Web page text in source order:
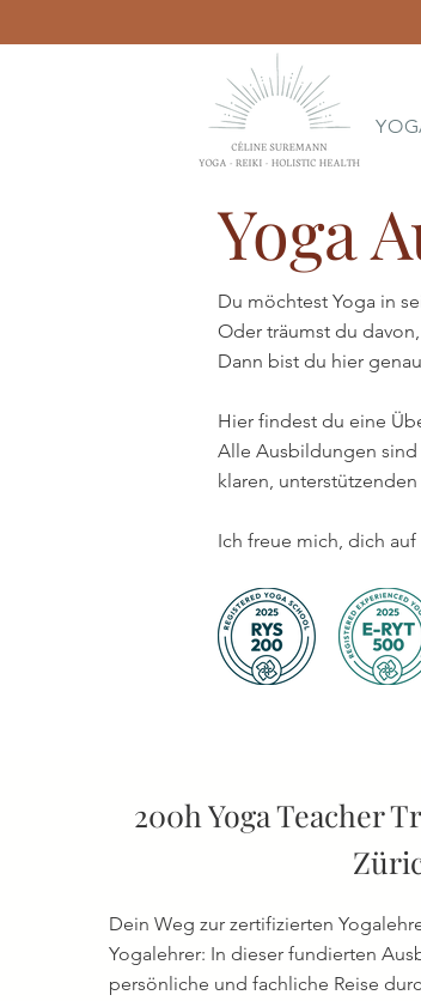
Yoga
Du möchtest Yoga in
Oder träumst du
Dann bist du hier
Hier findest du eine
Alle Ausbildungen sind
klaren, unterstützenden
Ich freue mich, dich
200h Yoga Teacher
Dein Weg zur zertifizierten
Yogalehrer: In dieser fundierten
persönliche und fachliche Reise